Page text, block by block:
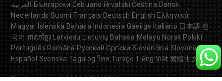
العربية Български Cebuano Hrvatski Čeština Dansk
Nederlands Suomi Français Deutsch English Ελληνικά
Magyar Íslenska Bahasa Indonesia Gaeilge Italiano 日本語 한
국어 ភាសាខ្មែរ Latviešu Lietuvių Bahasa Melayu Norsk Polski
Português Română Русский Српски Slovenčina Slovenščina
Español Svenska Tagalog ไทย Türkçe Tiếng Việt 繁體中文